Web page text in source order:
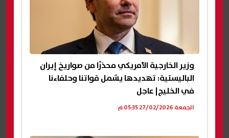
وزير الخارجية الأمريكي محذرًا من صواريخ إيران
الباليستية: تهديدها يشمل قواتنا وحلفاءنا
في الخليج| عاجل
الجمعة 27/02/2026 05:35 م